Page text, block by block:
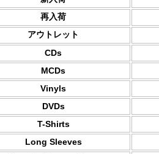
再入荷
アウトレット
CDs
MCDs
Vinyls
DVDs
T-Shirts
Long Sleeves